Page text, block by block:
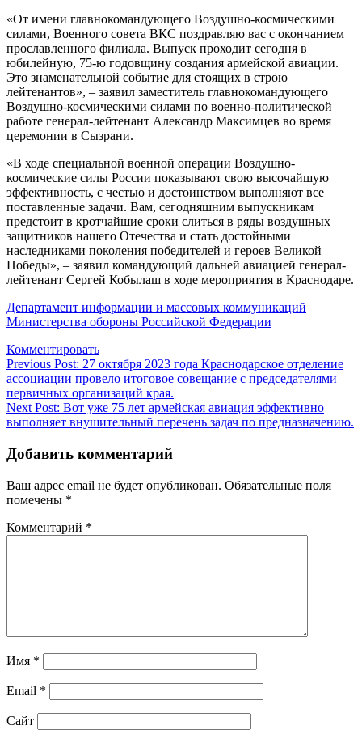
«От имени главнокомандующего Воздушно-космическими
силами, Военного совета ВКС поздравляю вас с окончанием
прославленного филиала. Выпуск проходит сегодня в
юбилейную, 75-ю годовщину создания армейской авиации.
Это знаменательной событие для стоящих в строю
лейтенантов», – заявил заместитель главнокомандующего
Воздушно-космическими силами по военно-политической
работе генерал-лейтенант Александр Максимцев во время
церемонии в Сызрани.
«В ходе специальной военной операции Воздушно-
космические силы России показывают свою высочайшую
эффективность, с честью и достоинством выполняют все
поставленные задачи. Вам, сегодняшним выпускникам
предстоит в кротчайшие сроки слиться в ряды воздушных
защитников нашего Отечества и стать достойными
наследниками поколения победителей и героев Великой
Победы», – заявил командующий дальней авиацией генерал-
лейтенант Сергей Кобылаш в ходе мероприятия в Краснодаре.
Департамент информации и массовых коммуникаций
Министерства обороны Российской Федерации
Комментировать
Навигация
по
записям
Previous Post: 27 октября 2023 года Краснодарское отделение
ассоциации провело итоговое совещание с председателями
первичных организаций края.
Next Post: Вот уже 75 лет армейская авиация эффективно
выполняет внушительный перечень задач по предназначению.
Добавить комментарий
Ваш адрес email не будет опубликован. Обязательные поля
помечены *
Комментарий *
Имя *
Email *
Сайт